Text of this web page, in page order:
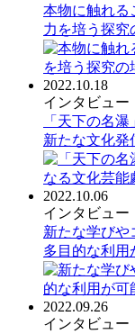
本物に触れる
力を培う探究
2022.10.18
インタビュー
「天下の名
新たな文化発
2022.10.06
インタビュー
新たな学びや
多目的な利用
2022.09.26
インタビュー